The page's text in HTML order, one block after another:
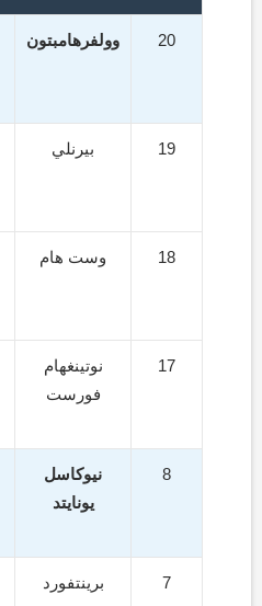
20 وولفرهامبتون
19 بيرنلي
18 وست هام
17
نوتينغهام
فورست
8
نيوكاسل
يونايتد
7 برينتفورد